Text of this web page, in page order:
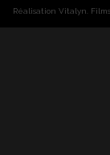
Réalisation Vitalyn .